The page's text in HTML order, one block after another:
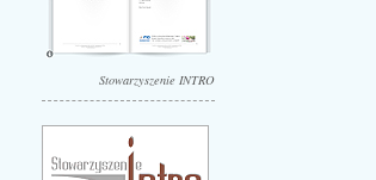
Stowarzyszenie INTRO